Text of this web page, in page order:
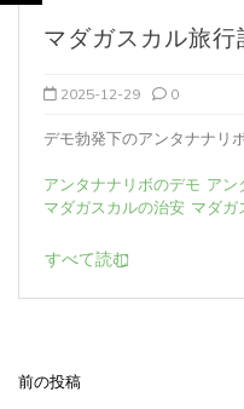
マダガスカル旅
2025-12-29 0
デモ勃発下のアンタナナリ
アンタナナリボのデモ アン
マダガスカルの治安 マダガ
すべて読む
投
前の投稿